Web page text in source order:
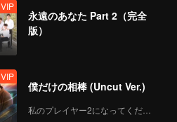
VIP
永遠のあなた Part 2（完全
版）
VIP
僕だけの相棒 (Uncut Ver.)
私のプレイヤー2になってください